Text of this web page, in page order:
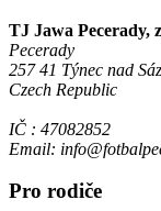
TJ Jawa Pecerady,
Pecerady
257 41 Týnec nad
Czech Republic
IČ : 47082852
Email:
Pro rodiče